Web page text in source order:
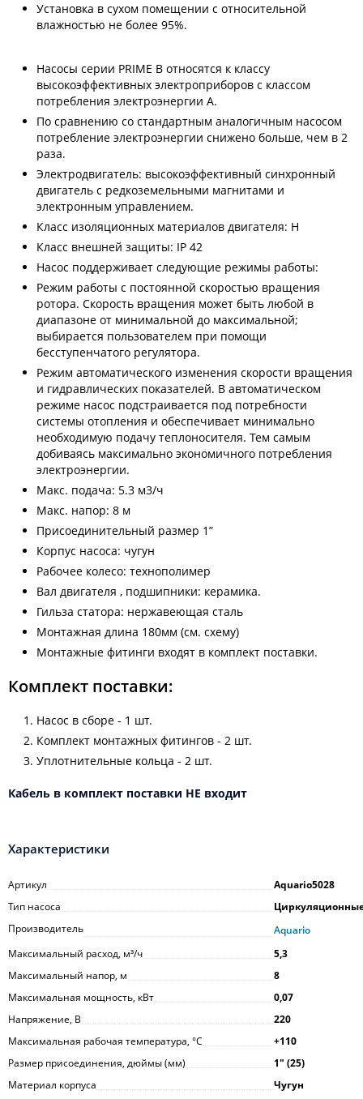
Установка в сухом помещении с относительной
влажностью не более 95%.
Насосы серии PRIME B относятся к классу
высокоэффективных электроприборов с классом
потребления электроэнергии А.
По сравнению со стандартным аналогичным насосом
потребление электроэнергии снижено больше, чем в 2
раза.
Электродвигатель: высокоэффективный синхронный
двигатель с редкоземельными магнитами и
электронным управлением.
Класс изоляционных материалов двигателя: H
Класс внешней защиты: IP 42
Насос поддерживает следующие режимы работы:
Режим работы с постоянной скоростью вращения
ротора. Скорость вращения может быть любой в
диапазоне от минимальной до максимальной;
выбирается пользователем при помощи
бесступенчатого регулятора.
Режим автоматического изменения скорости вращения
и гидравлических показателей. В автоматическом
режиме насос подстраивается под потребности
системы отопления и обеспечивает минимально
необходимую подачу теплоносителя. Тем самым
добиваясь максимально экономичного потребления
электроэнергии.
Макс. подача: 5.3 м3/ч
Макс. напор: 8 м
Присоединительный размер 1”
Корпус насоса: чугун
Рабочее колесо: технополимер
Вал двигателя , подшипники: керамика.
Гильза статора: нержавеющая сталь
Монтажная длина 180мм (см. схему)
Монтажные фитинги входят в комплект поставки.
Комплект поставки:
Насос в сборе - 1 шт.
Комплект монтажных фитингов - 2 шт.
Уплотнительные кольца - 2 шт.
Кабель в комплект поставки НЕ входит
Характеристики
Артикул
Aquario5028
Тип насоса
Производитель
Aquario
Максимальный расход, м³/ч
5,3
Максимальный напор, м
8
Максимальная мощность, кВт
0,07
Напряжение, В
220
Максимальная рабочая температура, °С
+110
Размер присоединения, дюймы (мм)
1ʺ (25)
Материал корпуса
Чугун